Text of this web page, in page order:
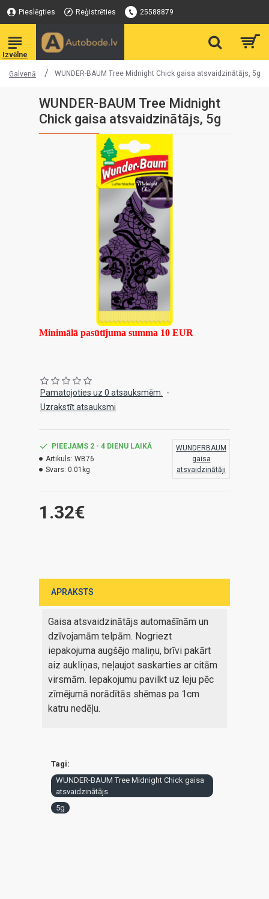
Pieslēgties Reģistrēties 25588879
Galvenā WUNDER-BAUM Tree Midnight Chick gaisa atsvaidzinātājs, 5g
WUNDER-BAUM Tree Midnight
Chick gaisa atsvaidzinātājs, 5g
Minimālā pasūtījuma summa 10 EUR
Pamatojoties uz 0 atsauksmēm.
-
Uzrakstīt atsauksmi
1.32€
PIEEJAMS 2 - 4 DIENU LAIKĀ
Artikuls: WB76
Svars: 0.01kg
WUNDERBAUM
gaisa
atsvaidzinātāji
APRAKSTS
Gaisa atsvaidzinātājs automašīnām un
dzīvojamām telpām. Nogriezt
iepakojuma augšējo maliņu, brīvi pakārt
aiz aukliņas, neļaujot saskarties ar citām
virsmām. Iepakojumu pavilkt uz leju pēc
zīmējumā norādītās shēmas pa 1cm
katru nedēļu.
Tagi:
WUNDER-BAUM Tree Midnight Chick gaisa
atsvaidzinātājs
5g